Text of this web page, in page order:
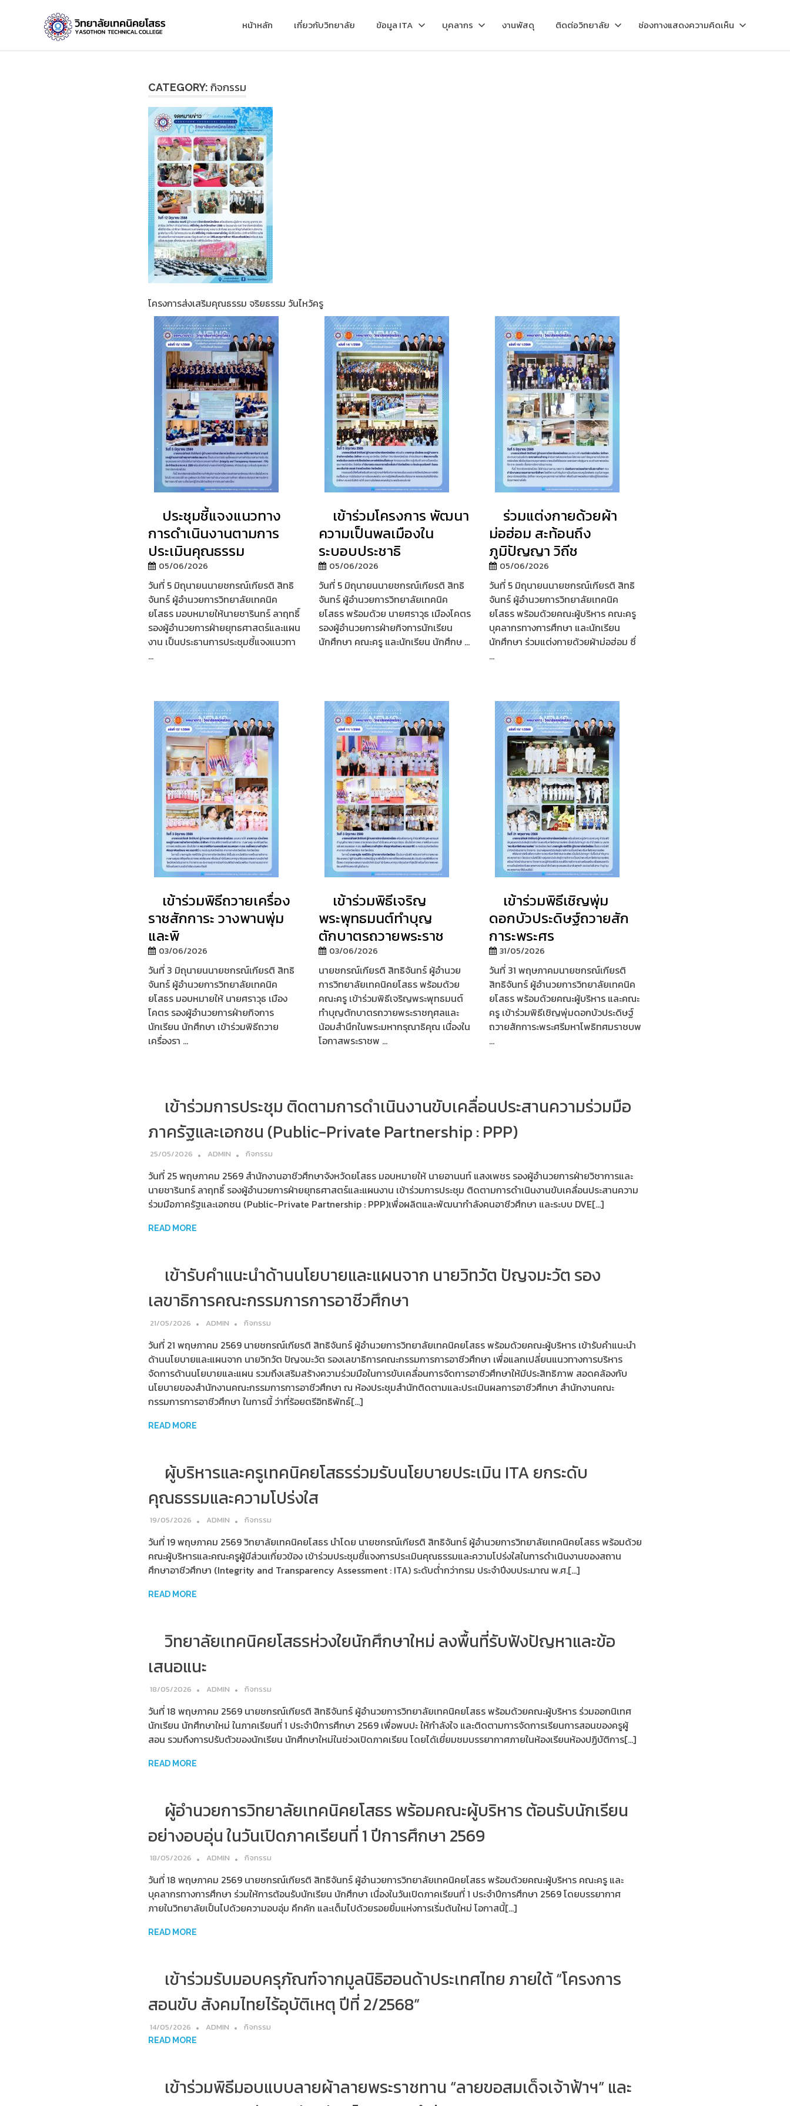
วิทยาลัย
เทคนิค
ยโสธร
หน้าหลัก เกี่ยวกับวิทยาลัย ข้อมูล ITA บุคลากร งานพัสดุ ติดต่อวิทยาลัย ช่องทางแสดงความคิดเห็น
CATEGORY: กิจกรรม
โครงการส่งเสริมคุณธรรม จริยธรรม วันไหว้ครู
ประชุมชี้แจงแนวทาง
การดำเนินงานตามการ
ประเมินคุณธรรม
05/06/2026
วันที่ 5 มิถุนายนนายชกรณ์เกียรติ สิทธิ
จันทร์ ผู้อำนวยการวิทยาลัยเทคนิค
ยโสธร มอบหมายให้นายชารินทร์ ลาฤทธิ์
รองผู้อำนวยการฝ่ายยุทธศาสตร์และแผน
งาน เป็นประธานการประชุมชี้แจงแนวทา
...
เข้าร่วมโครงการ พัฒนา
ความเป็นพลเมืองใน
ระบอบประชาธิ
05/06/2026
วันที่ 5 มิถุนายนนายชกรณ์เกียรติ สิทธิ
จันทร์ ผู้อำนวยการวิทยาลัยเทคนิค
ยโสธร พร้อมด้วย นายศราวุธ เมืองโคตร
รองผู้อำนวยการฝ่ายกิจการนักเรียน
นักศึกษา คณะครู และนักเรียน นักศึกษ ...
ร่วมแต่งกายด้วยผ้า
ม่อฮ่อม สะท้อนถึง
ภูมิปัญญา วิถีช
05/06/2026
วันที่ 5 มิถุนายนนายชกรณ์เกียรติ สิทธิ
จันทร์ ผู้อำนวยการวิทยาลัยเทคนิค
ยโสธร พร้อมด้วยคณะผู้บริหาร คณะครู
บุคลากรทางการศึกษา และนักเรียน
นักศึกษา ร่วมแต่งกายด้วยผ้าม่อฮ่อม ซึ่
...
เข้าร่วมพิธีถวายเครื่อง
ราชสักการะ วางพานพุ่ม
และพิ
03/06/2026
วันที่ 3 มิถุนายนนายชกรณ์เกียรติ สิทธิ
จันทร์ ผู้อำนวยการวิทยาลัยเทคนิค
ยโสธร มอบหมายให้ นายศราวุธ เมือง
โคตร รองผู้อำนวยการฝ่ายกิจการ
นักเรียน นักศึกษา เข้าร่วมพิธีถวาย
เครื่องรา ...
เข้าร่วมพิธีเจริญ
พระพุทธมนต์ทำบุญ
ตักบาตรถวายพระราช
03/06/2026
นายชกรณ์เกียรติ สิทธิจันทร์ ผู้อำนวย
การวิทยาลัยเทคนิคยโสธร พร้อมด้วย
คณะครู เข้าร่วมพิธีเจริญพระพุทธมนต์
ทำบุญตักบาตรถวายพระราชกุศลและ
น้อมสำนึกในพระมหากรุณาธิคุณ เนื่องใน
โอกาสพระราชพ ...
เข้าร่วมพิธีเชิญพุ่ม
ดอกบัวประดิษฐ์ถวายสัก
การะพระศร
31/05/2026
วันที่ 31 พฤษภาคมนายชกรณ์เกียรติ
สิทธิจันทร์ ผู้อำนวยการวิทยาลัยเทคนิค
ยโสธร พร้อมด้วยคณะผู้บริหาร และคณะ
ครู เข้าร่วมพิธีเชิญพุ่มดอกบัวประดิษฐ์
ถวายสักการะพระศรีมหาโพธิทศมราชบพ
...
เข้าร่วมการประชุม ติดตามการดำเนินงานขับเคลื่อนประสานความร่วมมือ
ภาครัฐและเอกชน (Public-Private Partnership : PPP)
25/05/2026 ADMIN กิจกรรม
วันที่ 25 พฤษภาคม 2569 สำนักงานอาชีวศึกษาจังหวัดยโสธร มอบหมายให้ นายอานนท์ แสงเพชร รองผู้อำนวยการฝ่ายวิชาการและ
นายชารินทร์ ลาฤทธิ์ รองผู้อำนวยการฝ่ายยุทธศาสตร์และแผนงาน เข้าร่วมการประชุม ติดตามการดำเนินงานขับเคลื่อนประสานความ
ร่วมมือภาครัฐและเอกชน (Public-Private Partnership : PPP)เพื่อผลิตและพัฒนากำลังคนอาชีวศึกษา และระบบ DVE[…]
READ MORE
เข้ารับคำแนะนำด้านนโยบายและแผนจาก นายวิทวัต ปัญจมะวัต รอง
เลขาธิการคณะกรรมการการอาชีวศึกษา
21/05/2026 ADMIN กิจกรรม
วันที่ 21 พฤษภาคม 2569 นายชกรณ์เกียรติ สิทธิจันทร์ ผู้อำนวยการวิทยาลัยเทคนิคยโสธร พร้อมด้วยคณะผู้บริหาร เข้ารับคำแนะนำ
ด้านนโยบายและแผนจาก นายวิทวัต ปัญจมะวัต รองเลขาธิการคณะกรรมการการอาชีวศึกษา เพื่อแลกเปลี่ยนแนวทางการบริหาร
จัดการด้านนโยบายและแผน รวมถึงเสริมสร้างความร่วมมือในการขับเคลื่อนการจัดการอาชีวศึกษาให้มีประสิทธิภาพ สอดคล้องกับ
นโยบายของสำนักงานคณะกรรมการการอาชีวศึกษา ณ ห้องประชุมสำนักติดตามและประเมินผลการอาชีวศึกษา สำนักงานคณะ
กรรมการการอาชีวศึกษา ในการนี้ ว่าที่ร้อยตรีอิทธิพัทธ์[…]
READ MORE
ผู้บริหารและครูเทคนิคยโสธรร่วมรับนโยบายประเมิน ITA ยกระดับ
คุณธรรมและความโปร่งใส
19/05/2026 ADMIN กิจกรรม
วันที่ 19 พฤษภาคม 2569 วิทยาลัยเทคนิคยโสธร นำโดย นายชกรณ์เกียรติ สิทธิจันทร์ ผู้อำนวยการวิทยาลัยเทคนิคยโสธร พร้อมด้วย
คณะผู้บริหารและคณะครูผู้มีส่วนเกี่ยวข้อง เข้าร่วมประชุมชี้แจงการประเมินคุณธรรมและความโปร่งใสในการดำเนินงานของสถาน
ศึกษาอาชีวศึกษา (Integrity and Transparency Assessment : ITA) ระดับต่ำกว่ากรม ประจำปีงบประมาณ พ.ศ.[…]
READ MORE
วิทยาลัยเทคนิคยโสธรห่วงใยนักศึกษาใหม่ ลงพื้นที่รับฟังปัญหาและข้อ
เสนอแนะ
18/05/2026 ADMIN กิจกรรม
วันที่ 18 พฤษภาคม 2569 นายชกรณ์เกียรติ สิทธิจันทร์ ผู้อำนวยการวิทยาลัยเทคนิคยโสธร พร้อมด้วยคณะผู้บริหาร ร่วมออกนิเทศ
นักเรียน นักศึกษาใหม่ ในภาคเรียนที่ 1 ประจำปีการศึกษา 2569 เพื่อพบปะ ให้กำลังใจ และติดตามการจัดการเรียนการสอนของครูผู้
สอน รวมถึงการปรับตัวของนักเรียน นักศึกษาใหม่ในช่วงเปิดภาคเรียน โดยได้เยี่ยมชมบรรยากาศภายในห้องเรียนห้องปฏิบัติการ[…]
READ MORE
ผู้อำนวยการวิทยาลัยเทคนิคยโสธร พร้อมคณะผู้บริหาร ต้อนรับนักเรียน
อย่างอบอุ่น ในวันเปิดภาคเรียนที่ 1 ปีการศึกษา 2569
18/05/2026 ADMIN กิจกรรม
วันที่ 18 พฤษภาคม 2569 นายชกรณ์เกียรติ สิทธิจันทร์ ผู้อำนวยการวิทยาลัยเทคนิคยโสธร พร้อมด้วยคณะผู้บริหาร คณะครู และ
บุคลากรทางการศึกษา ร่วมให้การต้อนรับนักเรียน นักศึกษา เนื่องในวันเปิดภาคเรียนที่ 1 ประจำปีการศึกษา 2569 โดยบรรยากาศ
ภายในวิทยาลัยเป็นไปด้วยความอบอุ่ม คึกคัก และเต็มไปด้วยรอยยิ้มแห่งการเริ่มต้นใหม่ โอกาสนี้[…]
READ MORE
เข้าร่วมรับมอบครุภัณฑ์จากมูลนิธิฮอนด้าประเทศไทย ภายใต้ “โครงการ
สอนขับ สังคมไทยไร้อุบัติเหตุ ปีที่ 2/2568”
14/05/2026 ADMIN กิจกรรม
READ MORE
เข้าร่วมพิธีมอบแบบลายผ้าลายพระราชทาน “ลายขอสมเด็จเจ้าฟ้าฯ” และ